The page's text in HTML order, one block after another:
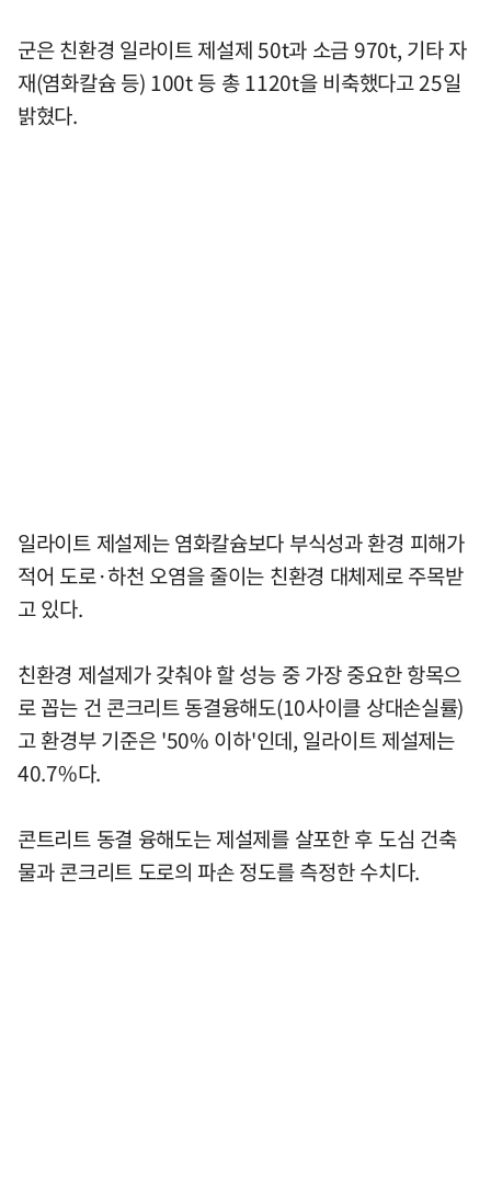
군은 친환경 일라이트 제설제 50t과 소금 970t, 기타 자
재(염화칼슘 등) 100t 등 총 1120t을 비축했다고 25일
밝혔다.
일라이트 제설제는 염화칼슘보다 부식성과 환경 피해가
적어 도로·하천 오염을 줄이는 친환경 대체제로 주목받
고 있다.
친환경 제설제가 갖춰야 할 성능 중 가장 중요한 항목으
로 꼽는 건 콘크리트 동결융해도(10사이클 상대손실률)
고 환경부 기준은 '50% 이하'인데, 일라이트 제설제는
40.7%다.
콘트리트 동결 융해도는 제설제를 살포한 후 도심 건축
물과 콘크리트 도로의 파손 정도를 측정한 수치다.